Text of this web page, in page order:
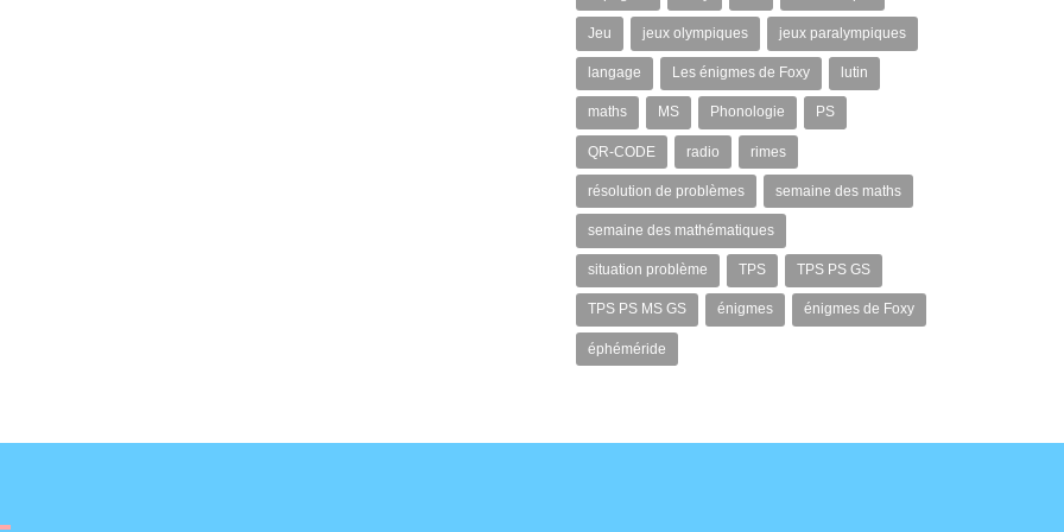
Jeu jeux olympiques jeux paralympiques
langage Les énigmes de Foxy lutin
maths MS Phonologie PS
QR-CODE radio rimes
résolution de problèmes semaine des maths
semaine des mathématiques
situation problème TPS TPS PS GS
TPS PS MS GS énigmes énigmes de Foxy
éphéméride